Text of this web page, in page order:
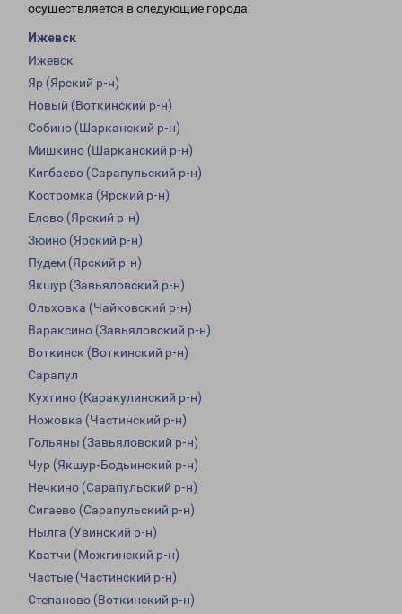
осуществляется в следующие города:
Ижевск
Ижевск
Яр (Ярский р-н)
Новый (Воткинский р-н)
Собино (Шарканский р-н)
Мишкино (Шарканский р-н)
Кигбаево (Сарапульский р-н)
Костромка (Ярский р-н)
Елово (Ярский р-н)
Зюино (Ярский р-н)
Пудем (Ярский р-н)
Якшур (Завьяловский р-н)
Ольховка (Чайковский р-н)
Вараксино (Завьяловский р-н)
Воткинск (Воткинский р-н)
Сарапул
Кухтино (Каракулинский р-н)
Ножовка (Частинский р-н)
Гольяны (Завьяловский р-н)
Чур (Якшур-Бодьинский р-н)
Нечкино (Сарапульский р-н)
Сигаево (Сарапульский р-н)
Нылга (Увинский р-н)
Кватчи (Можгинский р-н)
Частые (Частинский р-н)
Степаново (Воткинский р-н)